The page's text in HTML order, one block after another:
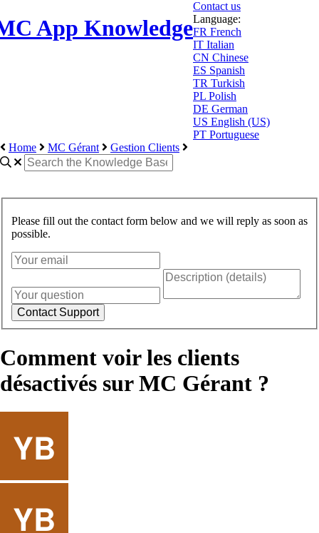
App Knowledge
Contact us
Language:
FR French
IT Italian
CN Chinese
ES Spanish
TR Turkish
PL Polish
DE German
US English (US)
PT Portuguese
Home
MC Gérant Gestion Clients
Please fill out the contact form below and we will reply as soon as
possible.
Comment voir les clients
désactivés sur MC Gérant ?